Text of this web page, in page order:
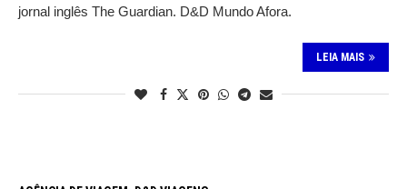
jornal inglês The Guardian. D&D Mundo Afora.
LEIA MAIS